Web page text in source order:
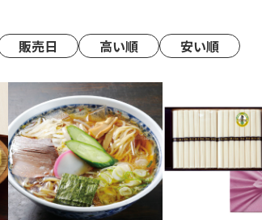
販売日 高い順 安い順